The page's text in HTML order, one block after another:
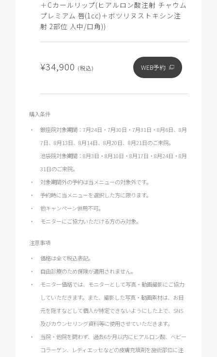
＋Cカールリップ(ヒアルロン酸注射 チャウム
プレミアム 唇(1cc)＋ボツリヌストキシン注
射 2部位 人中/口角))
¥34,900 (税込) WEB予約
購入条件
銀座院対象期間：7月24日・7月30日・7月31日・8月6日、8月
7日、8月13日、8月14日、8月20日、8月21日のご来院。
池袋院対象期間：8月3日・8月10日・8月17日・8月24日・8月
31日のご来院。
対象期間外の予約は当メニューの対象外です。
予約時に当メニューを選択した方に限ります。
他キャンペーン併用不可。
モニターにご協力いただける方のみ対象。
注意事項
価格は全て税込表記。
自由診療のため保険が適用されません。
モニター価格では、モニターとして写真・動画撮影にご協力
していただきます。また、撮影した写真・動画素材は、お目
元を隠すなどして個人が特定できないようにした上で、SNS
及びカウンセリング資料等に使用させていただきます。
当院・他院を問わず、過去6か月以内にヒアルロン酸、ベビー
コラーゲン、レディエッセなどの皮膚充填剤を施術部位に注